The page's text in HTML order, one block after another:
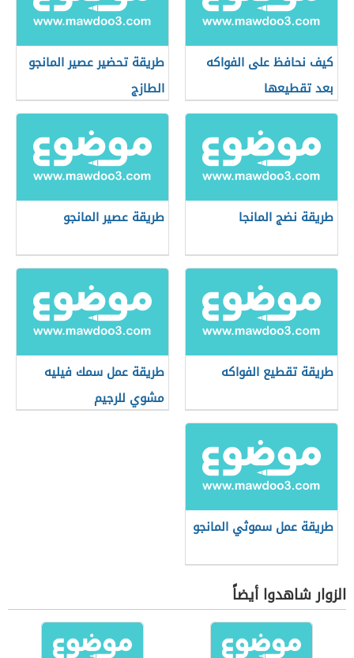
كيف نحافظ على الفواكه
بعد تقطيعها
طريقة تحضير عصير المانجو
الطازج
طريقة نضج المانجا طريقة عصير المانجو
طريقة تقطيع الفواكه
طريقة عمل سمك فيليه
مشوي للرجيم
طريقة عمل سموثي المانجو
الزوار شاهدوا أيضاً